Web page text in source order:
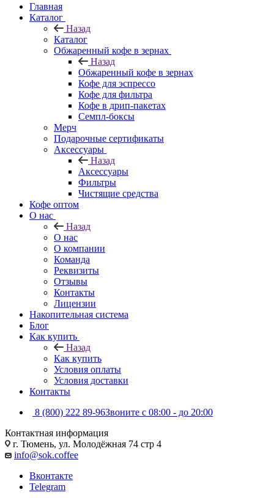
Главная
Каталог
Назад
Каталог
Обжаренный кофе в зернах
Назад
Обжаренный кофе в зернах
Кофе для эспрессо
Кофе для фильтра
Кофе в дрип-пакетах
Семпл-боксы
Мерч
Подарочные сертификаты
Аксессуары
Назад
Аксессуары
Фильтры
Чистящие средства
Кофе оптом
О нас
Назад
О нас
О компании
Команда
Реквизиты
Отзывы
Контакты
Лицензии
Накопительная система
Блог
Как купить
Назад
Как купить
Условия оплаты
Условия доставки
Контакты
8 (800) 222 89-96Звоните с 08:00 - до 20:00
Контактная информация
г. Тюмень, ул. Молодёжная 74 стр 4
info@sok.coffee
Вконтакте
Telegram